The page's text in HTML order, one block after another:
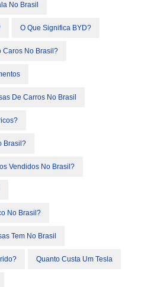
No Brasil
O Que Significa BYD?
Caros No Brasil?
De Carros No Brasil
Brasil?
Vendidos No Brasil?
No Brasil?
Tem No Brasil
Quanto Custa Um Tesla